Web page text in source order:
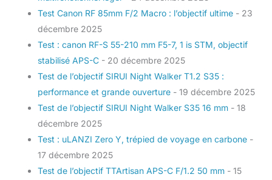
Test Canon RF 85mm F/2 Macro : l’objectif ultime - 23
décembre 2025
Test : canon RF-S 55-210 mm F5-7, 1 is STM, objectif
stabilisé APS-C - 20 décembre 2025
Test de l’objectif SIRUI Night Walker T1.2 S35 :
performance et grande ouverture - 19 décembre 2025
Test de l’objectif SIRUI Night Walker S35 16 mm - 18
décembre 2025
Test : uLANZI Zero Y, trépied de voyage en carbone -
17 décembre 2025
Test de l’objectif TTArtisan APS-C F/1.2 50 mm - 15